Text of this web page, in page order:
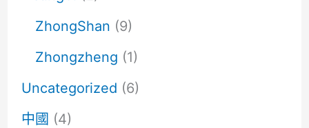
ZhongShan (9)
Zhongzheng (1)
Uncategorized (6)
中國 (4)